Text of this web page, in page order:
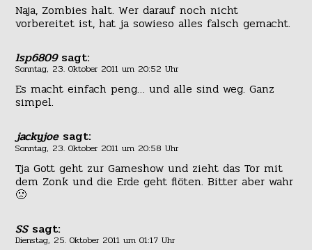
Naja, Zombies halt. Wer darauf noch nicht
vorbereitet ist, hat ja sowieso alles falsch gemacht.
lsp6809 sagt:
Sonntag, 23. Oktober 2011 um 20:52 Uhr
Es macht einfach peng… und alle sind weg. Ganz
simpel.
jackyjoe sagt:
Sonntag, 23. Oktober 2011 um 20:58 Uhr
Tja Gott geht zur Gameshow und zieht das Tor mit
dem Zonk und die Erde geht flöten. Bitter aber wahr
🙁
SS sagt:
Dienstag, 25. Oktober 2011 um 01:17 Uhr